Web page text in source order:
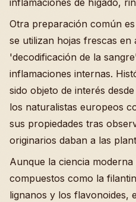
inflamaciones de hígado,
Otra preparación común
se utilizan hojas frescas en
'decodificación de la
inflamaciones internas.
sido objeto de interés
los naturalistas europeos
sus propiedades tras
originarios daban a las
Aunque la ciencia moderna
compuestos como la
lignanos y los flavonoides,